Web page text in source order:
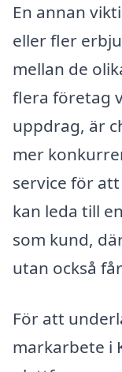
En annan
eller fler
mellan de
flera företag
uppdrag, är
mer
service för
kan leda till
som kund,
utan också
För att
markarbete i